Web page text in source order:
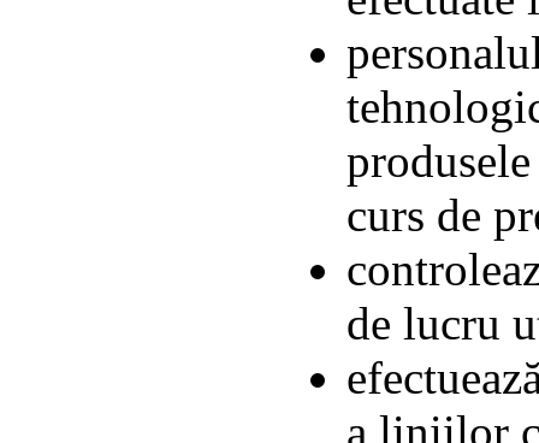
curs de
de lucru
a liniilor